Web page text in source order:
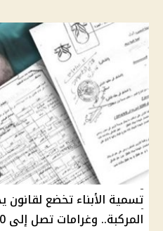
تسمية الأبناء تخضع لقانون
المركبة.. وغرامات تصل إلى 200 جنيه رسميًا